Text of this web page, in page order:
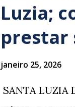
Luzia;
prestar
janeiro 25, 2026
SANTA LUZIA